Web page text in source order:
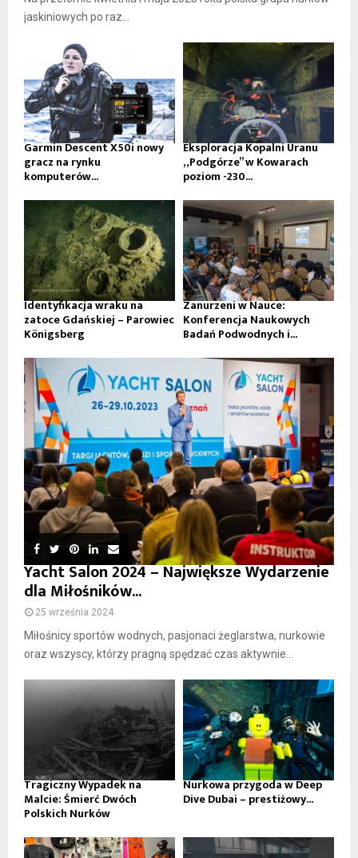
jaskiniowych po raz...
Garmin Descent X50i nowy
gracz na rynku
komputerów...
Eksploracja Kopalni Uranu
„Podgórze” w Kowarach
poziom -230...
Identyfikacja wraku na
zatoce Gdańskiej – Parowiec
Königsberg
Zanurzeni w Nauce:
Konferencja Naukowych
Badań Podwodnych i...
Yacht Salon 2024 – Największe Wydarzenie
dla Miłośników...
25 września 2024
Miłośnicy sportów wodnych, pasjonaci żeglarstwa, nurkowie
oraz wszyscy, którzy pragną spędzać czas aktywnie...
Tragiczny Wypadek na
Malcie: Śmierć Dwóch
Polskich Nurków
Nurkowa przygoda w Deep
Dive Dubai – prestiżowy...